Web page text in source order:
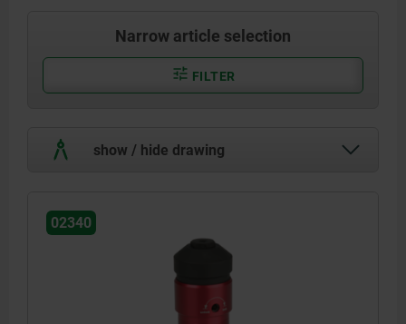
Narrow article selection
FILTER
show / hide drawing
02340